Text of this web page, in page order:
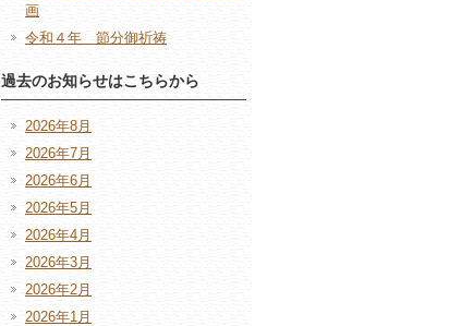
画
令和４年 節分御祈祷
過去のお知らせはこちらから
2026年8月
2026年7月
2026年6月
2026年5月
2026年4月
2026年3月
2026年2月
2026年1月